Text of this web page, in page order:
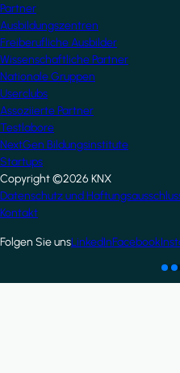
Partner
Ausbildungszentren
Freiberufliche Ausbilder
Wissenschaftliche Partner
Nationale Gruppen
Userclubs
Assoziierte Partner
Testlabore
NextGen Bildungsinstitute
Startups
Copyright ©2026 KNX
Footer
Datenschutz und
Kontakt
Folgen Sie unsLinkedInFacebook